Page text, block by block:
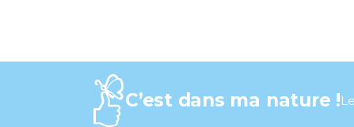
C’est dans ma nature !